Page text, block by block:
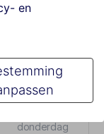
donderdag
en